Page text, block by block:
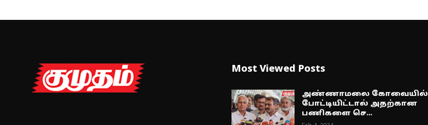
Most Viewed Posts
அண்ணாமலை கோவையில்
போட்டியிட்டால் அதற்கான
பணிகளை செ...